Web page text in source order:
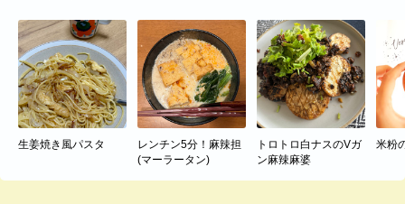
生姜焼き風パスタ
レンチン5分！麻辣担
(マーラータン)
トロトロ白ナスのVガ
ン麻辣麻婆
米粉